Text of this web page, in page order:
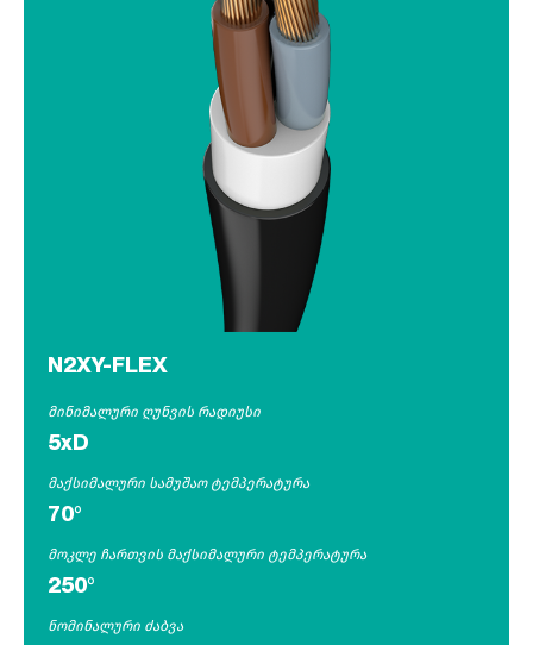
N2XY-FLEX
მინიმალური ღუნვის რადიუსი
5xD
მაქსიმალური სამუშაო ტემპერატურა
70°
მოკლე ჩართვის მაქსიმალური ტემპერატურა
250°
ნომინალური ძაბვა